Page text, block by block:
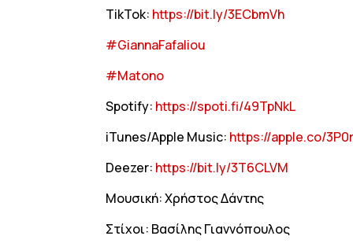
TikTok: https://bit.ly/3ECbmVh
#GiannaFafaliou
#Matono
Spotify: https://spoti.fi/49TpNkL
iTunes/Apple Music: https://apple.co/
Deezer: https://bit.ly/3T6CLVM
Μουσική: Χρήστος Δάντης
Στίχοι: Βασίλης Γιαννόπουλος